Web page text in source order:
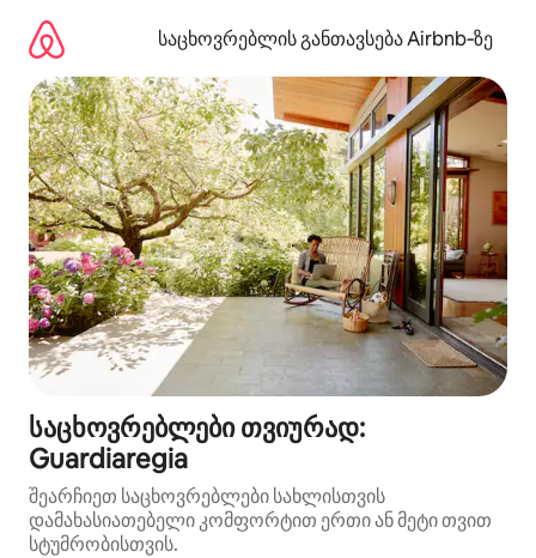
გადასვლა
საცხოვრებლის განთავსება Airbnb‑ზე
საცხოვრებლები თვიურად:
Guardiaregia
შეარჩიეთ საცხოვრებლები სახლისთვის
დამახასიათებელი კომფორტით ერთი ან მეტი თვით
სტუმრობისთვის.